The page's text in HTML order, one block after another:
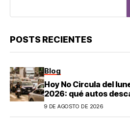
POSTS RECIENTES
Blog
Hoy No Circula del
2026: qué autos
salir en CDMX y el
9 DE AGOSTO DE 2026